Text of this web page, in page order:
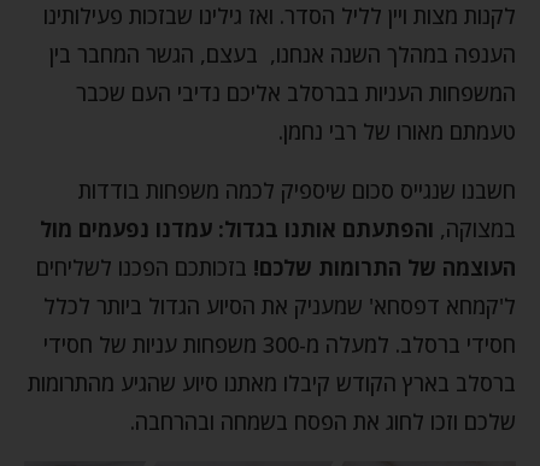
לקנות מצות ויין לליל הסדר. ואז גילינו שבזכות פעילותינו
הענפה במהלך השנה אנחנו, בעצם, הגשר המחבר בין
המשפחות העניות בברסלב אליכם נדיבי העם שכבר
טעמתם מאורו של רבי נחמן.
חשבנו שנגייס סכום שיספיק לכמה משפחות בודדות
במצוקה, והפתעתם אותנו בגדול: עמדנו נפעמים מול
העוצמה של התרומות שלכם! בזכותכם הפכנו לשליחים
ל'קמחא דפסחא' שמעניק את הסיוע הגדול ביותר לכלל
חסידי ברסלב. למעלה מ-300 משפחות עניות של חסידי
ברסלב בארץ הקודש קיבלו מאתנו סיוע שהגיע מהתרומות
שלכם וזכו לחוג את הפסח בשמחה ובהרחבה.